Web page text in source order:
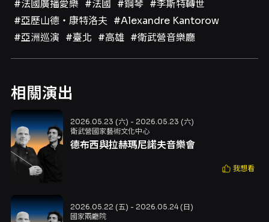
#法國廣播愛樂 #法國 #鋼琴 #李斯特轉世
#亞歷山德・康特洛夫 #Alexandre Kantorow
#亞洲巡演 #臺北 #高雄 #衛武營音樂廳
相關演出
2026.05.23 (六) - 2026.05.23 (六)
衛武營國家藝術文化中心
德布西與拉赫瑪尼諾夫音樂會
我想看
2026.05.22 (五) - 2026.05.24 (日)
國家兩廳院